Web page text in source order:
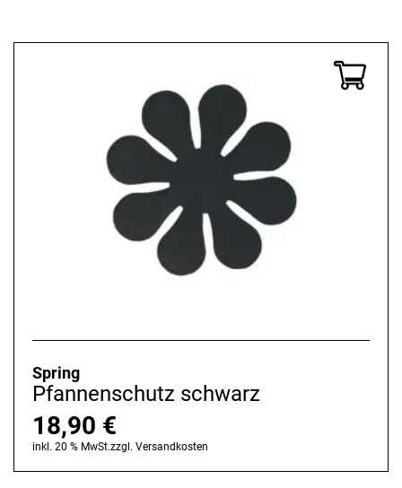
Spring
Pfannenschutz schwarz
18,90 €
inkl. 20 % MwSt.zzgl. Versandkosten